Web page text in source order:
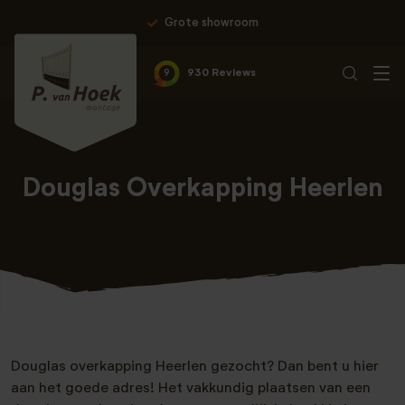
Grote showroom
9 930 Reviews
Douglas Overkapping Heerlen
Douglas overkapping Heerlen gezocht? Dan bent u hier
aan het goede adres! Het vakkundig plaatsen van een